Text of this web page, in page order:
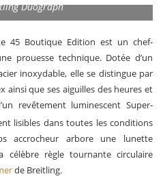
Duograph
45 Boutique Edition est un chef-
prouesse technique. Dotée d’un
inoxydable, elle se distingue par
ainsi que ses aiguilles des heures et
revêtement luminescent Super-
lisibles dans toutes les conditions
accrocheur arbore une lunette
célèbre règle tournante circulaire
de Breitling.